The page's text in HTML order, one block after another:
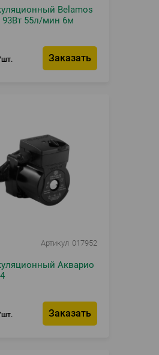
Belamos
93Вт 55л/мин 6м
шт. Заказать
Артикул 017952
Акварио
шт. Заказать